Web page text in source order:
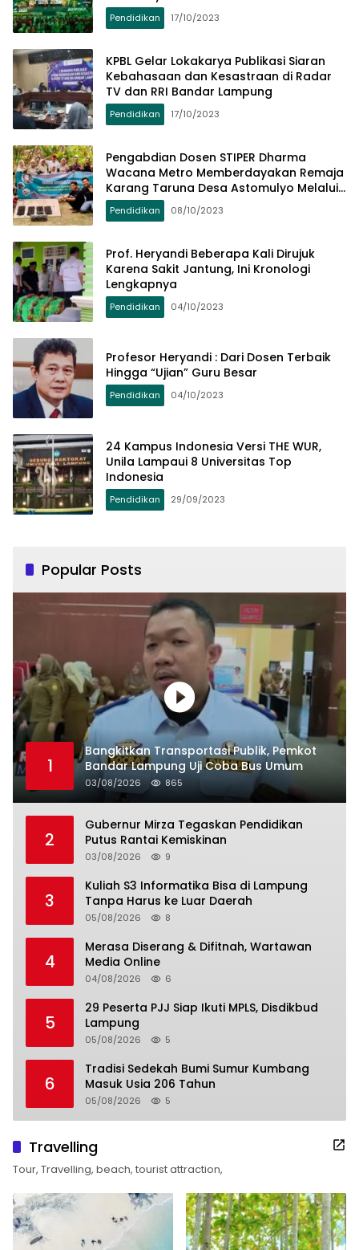
Pendidikan 17/10/2023
KPBL Gelar Lokakarya Publikasi Siaran
Kebahasaan dan Kesastraan di Radar
TV dan RRI Bandar Lampung
Pendidikan 17/10/2023
Pengabdian Dosen STIPER Dharma
Wacana Metro Memberdayakan Remaja
Karang Taruna Desa Astomulyo Melalui
Pendidikan 08/10/2023
Prof. Heryandi Beberapa Kali Dirujuk
Karena Sakit Jantung, Ini Kronologi
Lengkapnya
Pendidikan 04/10/2023
Profesor Heryandi : Dari Dosen Terbaik
Hingga “Ujian” Guru Besar
Pendidikan 04/10/2023
24 Kampus Indonesia Versi THE WUR,
Unila Lampaui 8 Universitas Top
Indonesia
Pendidikan 29/09/2023
Popular Posts
1
Bangkitkan Transportasi Publik, Pemkot
Bandar Lampung Uji Coba Bus Umum
03/08/2026 865
2
Gubernur Mirza Tegaskan Pendidikan
Putus Rantai Kemiskinan
03/08/2026 9
3
Kuliah S3 Informatika Bisa di Lampung
Tanpa Harus ke Luar Daerah
05/08/2026 8
4
Merasa Diserang & Difitnah, Wartawan
Media Online
04/08/2026 6
5
29 Peserta PJJ Siap Ikuti MPLS, Disdikbud
Lampung
05/08/2026 5
6
Tradisi Sedekah Bumi Sumur Kumbang
Masuk Usia 206 Tahun
05/08/2026 5
Travelling
Tour, Travelling, beach, tourist attraction,